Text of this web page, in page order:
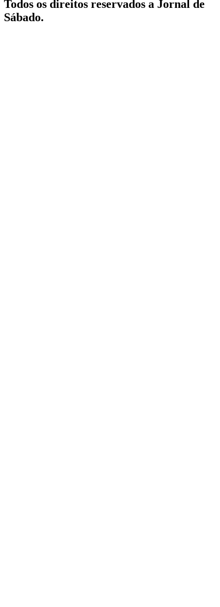
Todos os direitos reservados a Jornal de
Sábado.